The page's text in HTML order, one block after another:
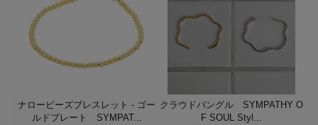
ナロービーズブレスレット - ゴー
ルドプレート SYMPAT...
クラウドバングル SYMPATHY O
F SOUL Styl...